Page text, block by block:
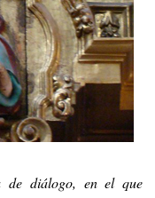
de diálogo, en el que